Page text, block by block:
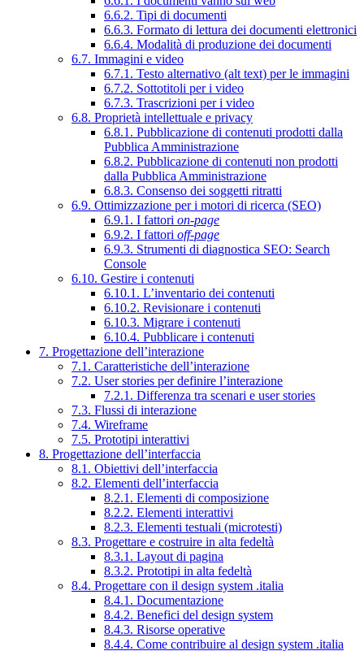
6.6.2. Tipi di documenti
6.6.3. Formato di lettura dei documenti elettronici
6.6.4. Modalità di produzione dei documenti
6.7. Immagini e video
6.7.1. Testo alternativo (alt text) per le immagini
6.7.2. Sottotitoli per i video
6.7.3. Trascrizioni per i video
6.8. Proprietà intellettuale e privacy
6.8.1. Pubblicazione di contenuti prodotti dalla
Pubblica Amministrazione
6.8.2. Pubblicazione di contenuti non prodotti
dalla Pubblica Amministrazione
6.8.3. Consenso dei soggetti ritratti
6.9. Ottimizzazione per i motori di ricerca (SEO)
6.9.1. I fattori on-page
6.9.2. I fattori off-page
6.9.3. Strumenti di diagnostica SEO: Search
Console
6.10. Gestire i contenuti
6.10.1. L’inventario dei contenuti
6.10.2. Revisionare i contenuti
6.10.3. Migrare i contenuti
6.10.4. Pubblicare i contenuti
7. Progettazione dell’interazione
7.1. Caratteristiche dell’interazione
7.2. User stories per definire l’interazione
7.2.1. Differenza tra scenari e user stories
7.3. Flussi di interazione
7.4. Wireframe
7.5. Prototipi interattivi
8. Progettazione dell’interfaccia
8.1. Obiettivi dell’interfaccia
8.2. Elementi dell’interfaccia
8.2.1. Elementi di composizione
8.2.2. Elementi interattivi
8.2.3. Elementi testuali (microtesti)
8.3. Progettare e costruire in alta fedeltà
8.3.1. Layout di pagina
8.3.2. Prototipi in alta fedeltà
8.4. Progettare con il design system .italia
8.4.1. Documentazione
8.4.2. Benefici del design system
8.4.3. Risorse operative
8.4.4. Come contribuire al design system .italia